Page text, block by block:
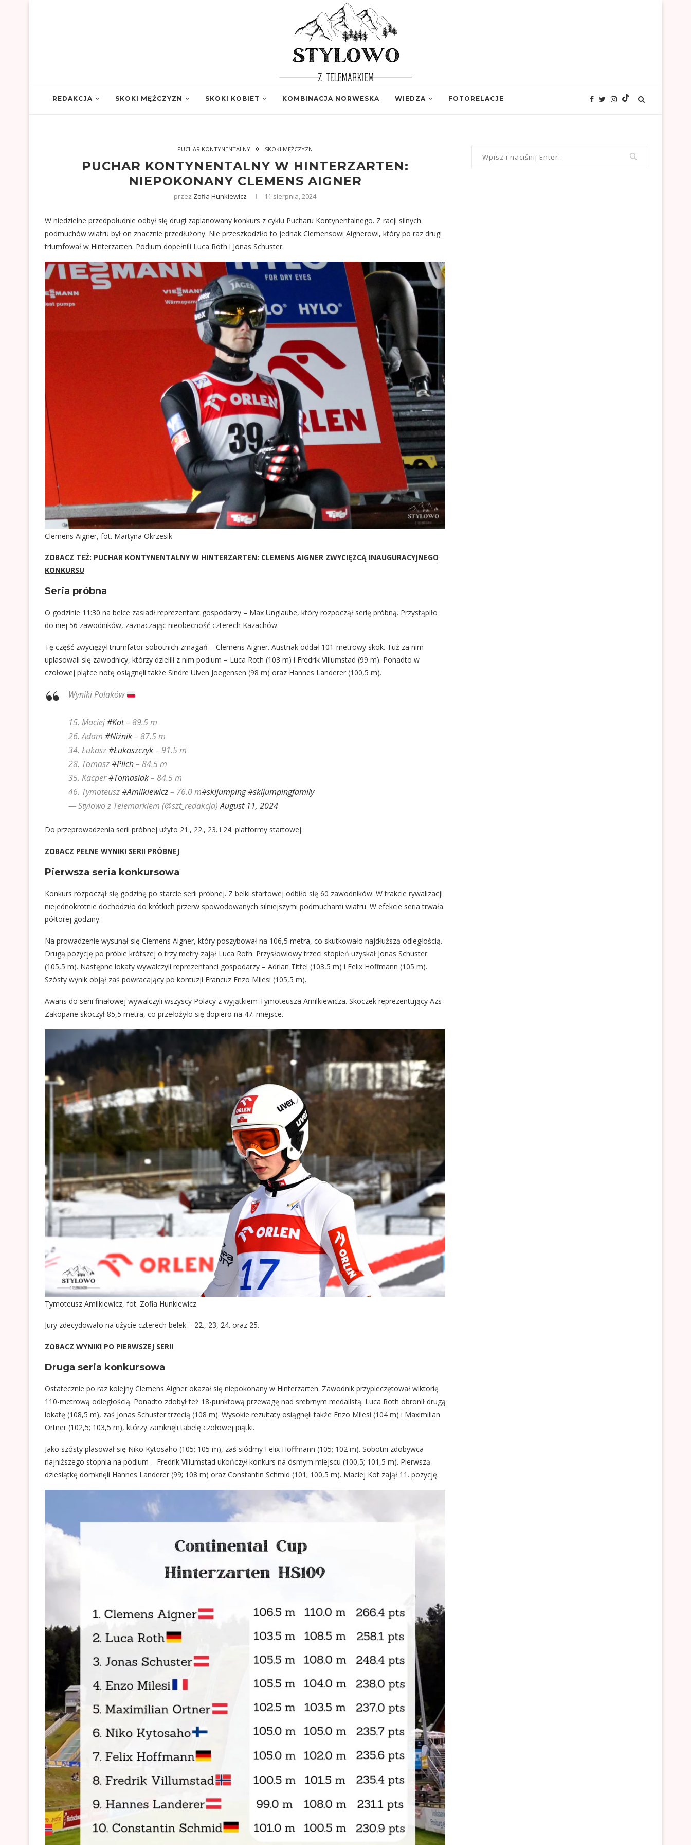
REDAKCJA SKOKI MĘŻCZYZN SKOKI KOBIET KOMBINACJA NORWESKA WIEDZA FOTORELACJE
PUCHAR KONTYNENTALNY SKOKI MĘŻCZYZN
PUCHAR KONTYNENTALNY W HINTERZARTEN:
NIEPOKONANY CLEMENS AIGNER
przez Zofia Hunkiewicz 11 sierpnia, 2024
W niedzielne przedpołudnie odbył się drugi zaplanowany konkurs z cyklu Pucharu Kontynentalnego. Z racji silnych
podmuchów wiatru był on znacznie przedłużony. Nie przeszkodziło to jednak Clemensowi Aignerowi, który po raz drugi
triumfował w Hinterzarten. Podium dopełnili Luca Roth i Jonas Schuster.
Clemens Aigner, fot. Martyna Okrzesik
ZOBACZ TEŻ: PUCHAR KONTYNENTALNY W HINTERZARTEN: CLEMENS AIGNER ZWYCIĘZCĄ INAUGURACYJNEGO
KONKURSU
Seria próbna
O godzinie 11:30 na belce zasiadł reprezentant gospodarzy – Max Unglaube, który rozpoczął serię próbną. Przystąpiło
do niej 56 zawodników, zaznaczając nieobecność czterech Kazachów.
Tę część zwyciężył triumfator sobotnich zmagań – Clemens Aigner. Austriak oddał 101-metrowy skok. Tuż za nim
uplasowali się zawodnicy, którzy dzielili z nim podium – Luca Roth (103 m) i Fredrik Villumstad (99 m). Ponadto w
czołowej piątce notę osiągnęli także Sindre Ulven Joegensen (98 m) oraz Hannes Landerer (100,5 m).
Wyniki Polaków
15. Maciej#Kot– 89.5 m
26. Adam #Niżnik– 87.5 m
34. Łukasz#Łukaszczyk– 91.5 m
28. Tomasz#Pilch– 84.5 m
35. Kacper#Tomasiak– 84.5 m
46. Tymoteusz#Amilkiewicz– 76.0 m#skijumping#skijumpingfamily
— Stylowo z Telemarkiem (@szt_redakcja)August 11, 2024
Do przeprowadzenia serii próbnej użyto 21., 22., 23. i 24. platformy startowej.
ZOBACZ PEŁNE WYNIKI SERII PRÓBNEJ
Pierwsza seria konkursowa
Konkurs rozpoczął się godzinę po starcie serii próbnej. Z belki startowej odbiło się 60 zawodników. W trakcie rywalizacji
niejednokrotnie dochodziło do krótkich przerw spowodowanych silniejszymi podmuchami wiatru. W efekcie seria trwała
półtorej godziny.
Na prowadzenie wysunął się Clemens Aigner, który poszybował na 106,5 metra, co skutkowało najdłuższą odległością.
Drugą pozycję po próbie krótszej o trzy metry zajął Luca Roth. Przysłowiowy trzeci stopień uzyskał Jonas Schuster
(105,5 m). Następne lokaty wywalczyli reprezentanci gospodarzy – Adrian Tittel (103,5 m) i Felix Hoffmann (105 m).
Szósty wynik objął zaś powracający po kontuzji Francuz Enzo Milesi (105,5 m).
Awans do serii finałowej wywalczyli wszyscy Polacy z wyjątkiem Tymoteusza Amilkiewicza. Skoczek reprezentujący Azs
Zakopane skoczył 85,5 metra, co przełożyło się dopiero na 47. miejsce.
Tymoteusz Amilkiewicz, fot. Zofia Hunkiewicz
Jury zdecydowało na użycie czterech belek – 22., 23, 24. oraz 25.
ZOBACZ WYNIKI PO PIERWSZEJ SERII
Druga seria konkursowa
Ostatecznie po raz kolejny Clemens Aigner okazał się niepokonany w Hinterzarten. Zawodnik przypieczętował wiktorię
110-metrową odległością. Ponadto zdobył też 18-punktową przewagę nad srebrnym medalistą. Luca Roth obronił drugą
lokatę (108,5 m), zaś Jonas Schuster trzecią (108 m). Wysokie rezultaty osiągnęli także Enzo Milesi (104 m) i Maximilian
Ortner (102,5; 103,5 m), którzy zamknęli tabelę czołowej piątki.
Jako szósty plasował się Niko Kytosaho (105; 105 m), zaś siódmy Felix Hoffmann (105; 102 m). Sobotni zdobywca
najniższego stopnia na podium – Fredrik Villumstad ukończył konkurs na ósmym miejscu (100,5; 101,5 m). Pierwszą
dziesiątkę domknęli Hannes Landerer (99; 108 m) oraz Constantin Schmid (101; 100,5 m). Maciej Kot zajął 11. pozycję.